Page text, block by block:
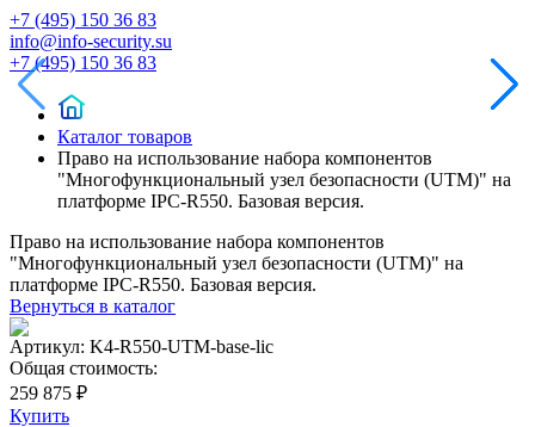
+7 (495) 150 36 83
info@info-security.su
+7 (495) 150 36 83
Каталог товаров
Право на использование набора компонентов
"Многофункциональный узел безопасности (UTM)" на
платформе IPC-R550. Базовая версия.
Право на использование набора компонентов
"Многофункциональный узел безопасности (UTM)" на
платформе IPC-R550. Базовая версия.
Вернуться в каталог
Артикул: K4-R550-UTM-base-lic
Общая стоимость:
259 875 ₽
Купить